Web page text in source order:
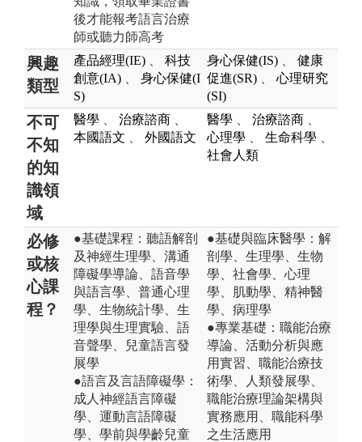
後才能報考語言治療
師或聽力師高考
興趣
類型
產品經理(IE)
科技
創意(IA)
身心保健(I
S)
身心保健(IS)
健康
促進(SR)
心理研究
(SI)
不可
不知
的知
識領
域
醫學 治療諮商
本國語文
外國語文
醫學 治療諮商
心理學
生命科學
社會人類
必修
或核
心課
程？
●基礎課程：聽語解剖
及神經生理學、溝通
障礙學導論、語音學
與語言學、普通心理
學、生物統計學、生
理學與生理實驗、語
音聲學、兒童語言發
展學
●語言及言語障礙學：
成人神經語言障礙
學、運動言語障礙
學、學前與學齡兒童
●基礎與臨床醫學：解
剖學、生理學、生物
學、社會學、心理
學、肌動學、精神醫
學、病理學
●專業基礎：職能治療
導論、活動分析與應
用實習、職能治療技
術學、人類發展學、
職能治療理論架構與
實務應用、職能科學
之生活應用